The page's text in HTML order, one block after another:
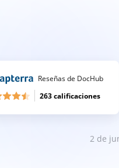
Reseñas de DocHub
263 calificaciones
2 de